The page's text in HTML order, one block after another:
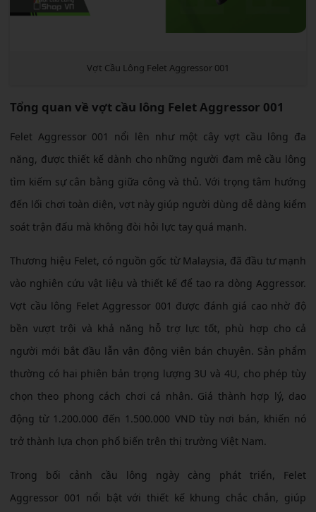
Vợt Cầu Lông Felet Aggressor 001
Tổng quan về vợt cầu lông Felet Aggressor 001
Felet Aggressor 001 nổi lên như một cây vợt cầu lông đa
năng, được thiết kế dành cho những người đam mê cầu lông
tìm kiếm sự cân bằng giữa công và thủ. Với trọng tâm hướng
đến lối chơi toàn diện, vợt này giúp người dùng dễ dàng kiểm
soát trận đấu mà không đòi hỏi lực tay quá mạnh.
Thương hiệu Felet, có nguồn gốc từ Malaysia, đã đầu tư mạnh
vào nghiên cứu vật liệu và thiết kế để tạo ra dòng Aggressor.
Vợt cầu lông Felet Aggressor 001 được đánh giá cao nhờ độ
bền vượt trội và khả năng hỗ trợ lực tốt, phù hợp cho cả
người mới bắt đầu lẫn vận động viên bán chuyên. Sản phẩm
thường có hai phiên bản trọng lượng 3U và 4U, cho phép tùy
chọn theo phong cách chơi cá nhân. Giá thành hợp lý, dao
động từ 1.200.000 đến 1.500.000 VND tùy nơi bán, khiến nó
trở thành lựa chọn phổ biến trên thị trường Việt Nam.
Trong bối cảnh cầu lông ngày càng phát triển, Felet
Aggressor 001 nổi bật với thiết kế khung chắc chắn, giúp